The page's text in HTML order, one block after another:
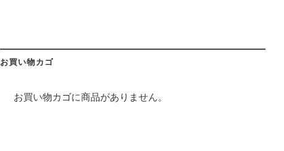
お買い物カゴ
お買い物カゴに商品がありません。